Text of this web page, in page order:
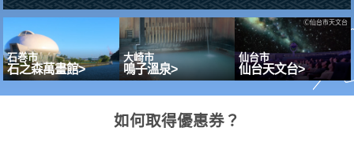
石巻市
石之森萬畫館>
大崎市
鳴子溫泉>
仙台市
仙台天文台>
Ⓒ仙台市天文台
如何取得優惠券？